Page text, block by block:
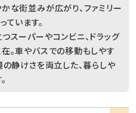
な街並みが広がり、ファミリー
います。
スーパーやコンビニ、ドラッグ
。車やバスでの移動もしやす
静けさを両立した、暮らしや